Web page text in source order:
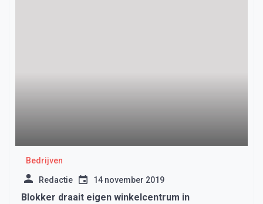
Bedrijven
Redactie 14 november 2019
Blokker draait eigen winkelcentrum in